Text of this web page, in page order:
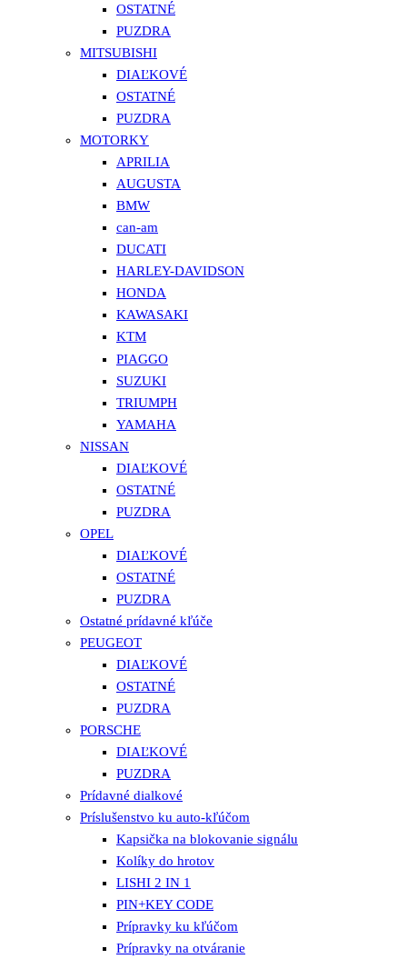
OSTATNÉ
PUZDRA
MITSUBISHI
DIAĽKOVÉ
OSTATNÉ
PUZDRA
MOTORKY
APRILIA
AUGUSTA
BMW
can-am
DUCATI
HARLEY-DAVIDSON
HONDA
KAWASAKI
KTM
PIAGGO
SUZUKI
TRIUMPH
YAMAHA
NISSAN
DIAĽKOVÉ
OSTATNÉ
PUZDRA
OPEL
DIAĽKOVÉ
OSTATNÉ
PUZDRA
Ostatné prídavné kľúče
PEUGEOT
DIAĽKOVÉ
OSTATNÉ
PUZDRA
PORSCHE
DIAĽKOVÉ
PUZDRA
Prídavné dialkové
Príslušenstvo ku auto-kľúčom
Kapsička na blokovanie signálu
Kolíky do hrotov
LISHI 2 IN 1
PIN+KEY CODE
Prípravky ku kľúčom
Prípravky na otváranie